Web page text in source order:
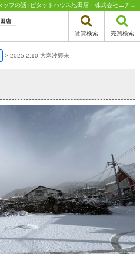
賃貸検索 売買検索
> 2025.2.10 大寒波襲来